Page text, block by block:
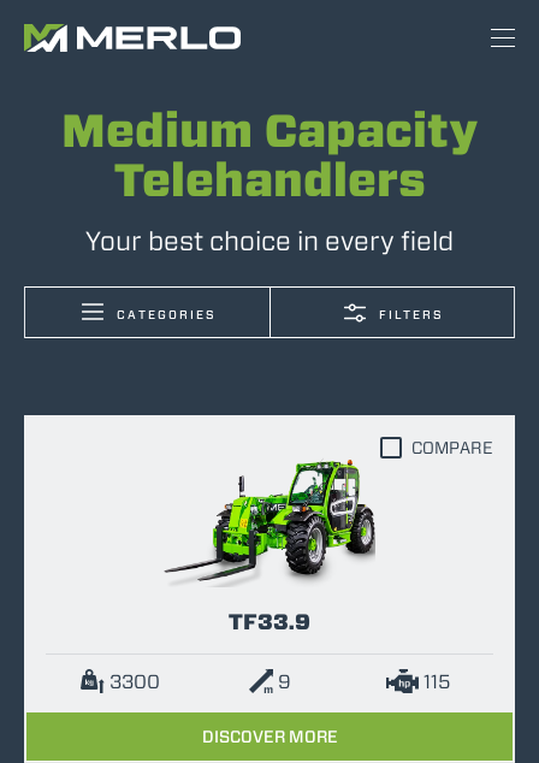
Medium Capacity
Telehandlers
Your best choice in every field
CATEGORIES FILTERS
TF33.9
3300 9 115
DISCOVER MORE
COMPARE